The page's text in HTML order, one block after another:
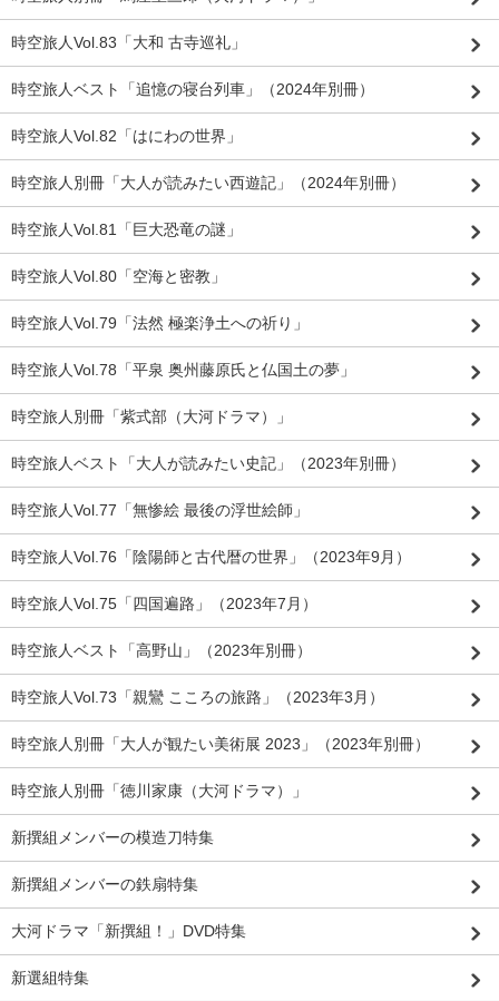
時空旅人Vol.83「大和 古寺巡礼」
時空旅人ベスト「追憶の寝台列車」（2024年別冊）
時空旅人Vol.82「はにわの世界」
時空旅人別冊「大人が読みたい西遊記」（2024年別冊）
時空旅人Vol.81「巨大恐竜の謎」
時空旅人Vol.80「空海と密教」
時空旅人Vol.79「法然 極楽浄土への祈り」
時空旅人Vol.78「平泉 奥州藤原氏と仏国土の夢」
時空旅人別冊「紫式部（大河ドラマ）」
時空旅人ベスト「大人が読みたい史記」（2023年別冊）
時空旅人Vol.77「無惨絵 最後の浮世絵師」
時空旅人Vol.76「陰陽師と古代暦の世界」（2023年9月）
時空旅人Vol.75「四国遍路」（2023年7月）
時空旅人ベスト「高野山」（2023年別冊）
時空旅人Vol.73「親鸞 こころの旅路」（2023年3月）
時空旅人別冊「大人が観たい美術展 2023」（2023年別冊）
時空旅人別冊「徳川家康（大河ドラマ）」
新撰組メンバーの模造刀特集
新撰組メンバーの鉄扇特集
大河ドラマ「新撰組！」DVD特集
新選組特集